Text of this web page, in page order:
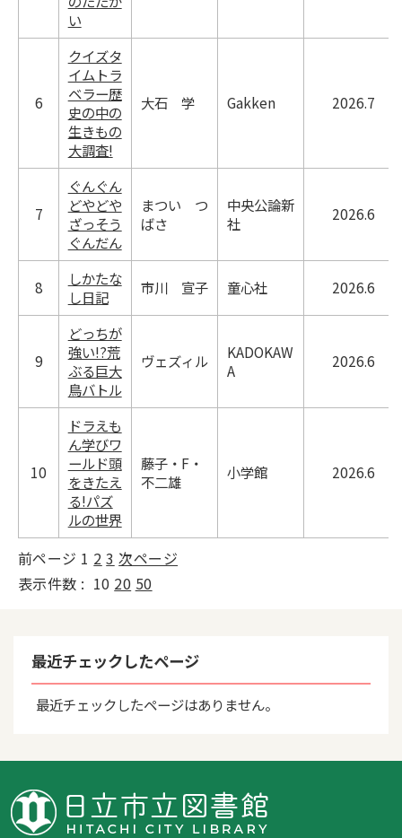
い
6
クイズタ
イムトラ
ベラー歴
史の中の
生きもの
大調査!
大石 学 Gakken 2026.7
7
ぐんぐん
どやどや
ざっそう
ぐんだん
まつい つ
ばさ
中央公論新
社
2026.6
8
しかたな
し日記
市川 宣子 童心社 2026.6
9
どっちが
強い!?荒
ぶる巨大
鳥バトル
ヴェズィル
KADOKAW
A
2026.6
10
ドラえも
ん学びワ
ールド頭
をきたえ
る!パズ
ルの世界
藤子・F・
不二雄
小学館 2026.6
前ページ 1 2 3 次ページ
10 20 50
最近チェックしたページ
最近チェックしたページはありません。